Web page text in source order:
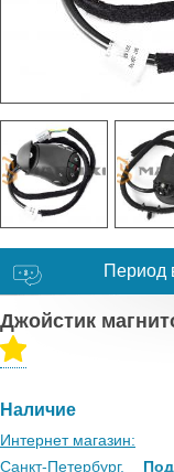
Период
Джойстик
Наличие
Интернет магазин:
Санкт-Петербург,
Под